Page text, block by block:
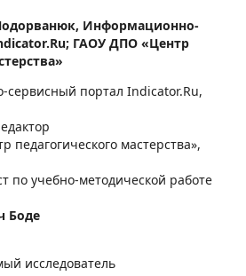
Информационно-
ГАОУ ДПО «Центр
портал Indicator.Ru,
педагогического мастерства»,
по учебно-методической работе
Боде
исследователь